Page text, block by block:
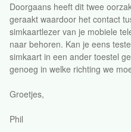
Doorgaans heeft dit twee
geraakt waardoor het contact
simkaartlezer van je mobiele
naar behoren. Kan je eens
simkaart in een ander toestel
genoeg in welke richting we
Groetjes,
Phil